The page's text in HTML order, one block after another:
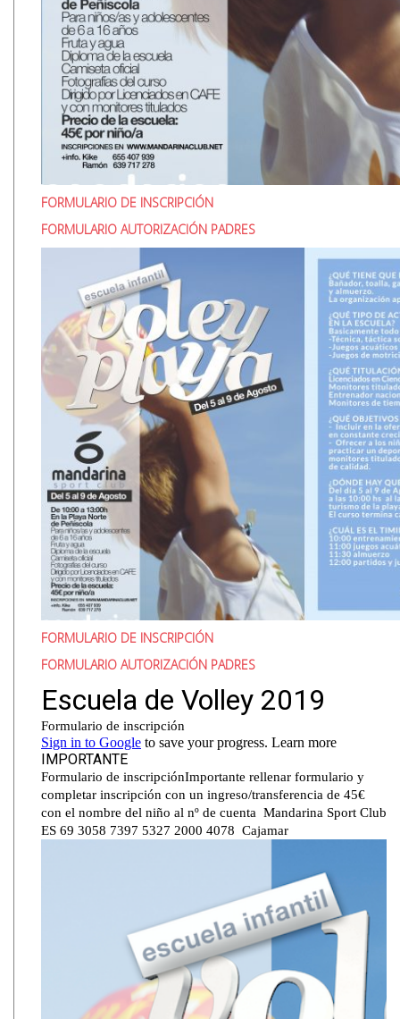
FORMULARIO DE INSCRIPCIÓN
FORMULARIO AUTORIZACIÓN PADRES
FORMULARIO DE INSCRIPCIÓN
FORMULARIO AUTORIZACIÓN PADRES